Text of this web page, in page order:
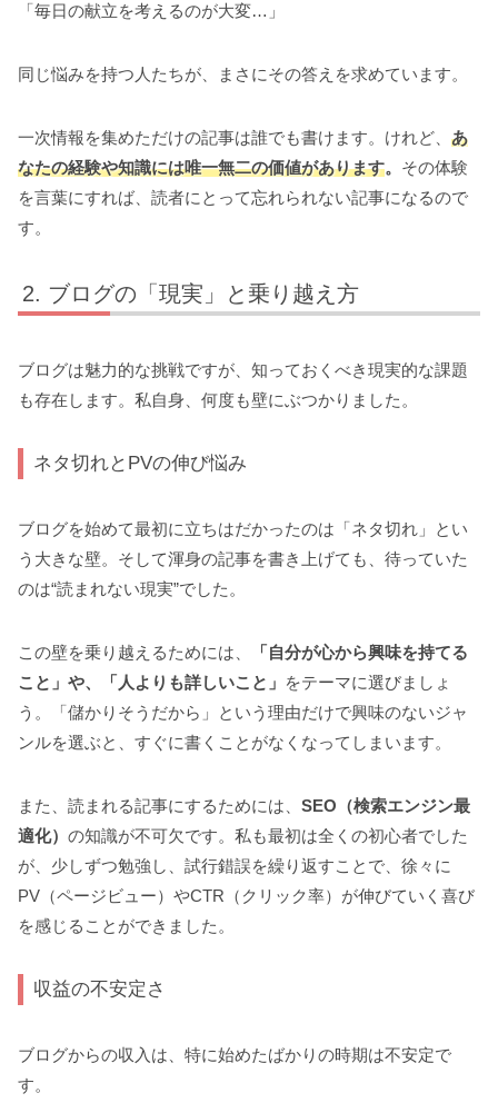
「毎日の献立を考えるのが大変…」
同じ悩みを持つ人たちが、まさにその答えを求めています。
一次情報を集めただけの記事は誰でも書けます。けれど、 あ
なたの経験や知識には唯一無二の価値があります。 その体験
を言葉にすれば、読者にとって忘れられない記事になるので
す。
ブログの「現実」と乗り越え方
ブログは魅力的な挑戦ですが、知っておくべき現実的な課題
も存在します。私自身、何度も壁にぶつかりました。
ネタ切れとPVの伸び悩み
ブログを始めて最初に立ちはだかったのは「ネタ切れ」とい
う大きな壁。そして渾身の記事を書き上げても、待っていた
のは“読まれない現実”でした。
この壁を乗り越えるためには、
「自分が心から興味を持てる
こと」や、「人よりも詳しいこと」 をテーマに選びましょ
う。「儲かりそうだから」という理由だけで興味のないジャ
ンルを選ぶと、すぐに書くことがなくなってしまいます。
また、読まれる記事にするためには、 SEO（検索エンジン最
適化） の知識が不可欠です。私も最初は全くの初心者でした
が、少しずつ勉強し、試行錯誤を繰り返すことで、徐々に
PV（ページビュー）やCTR（クリック率）が伸びていく喜び
を感じることができました。
収益の不安定さ
ブログからの収入は、特に始めたばかりの時期は不安定で
す。